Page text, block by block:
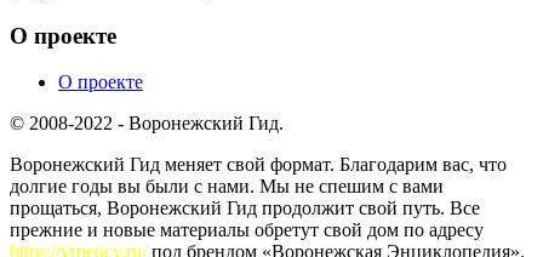
О проекте
О проекте
© 2008-2022 - Воронежский Гид.
Воронежский Гид меняет свой формат. Благодарим вас, что
долгие годы вы были с нами. Мы не спешим с вами
прощаться, Воронежский Гид продолжит свой путь. Все
прежние и новые материалы обретут свой дом по адресу
https://vrnency.ru/под брендом «Воронежская Энциклопедия».